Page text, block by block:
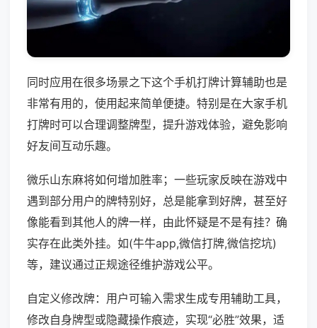
同时应用在很多场景之下这个手机打牌计算辅助也是
非常有用的，使用起来简单便捷。特别是在大家手机
打牌时可以合理调整牌型，提升游戏体验，避免影响
好友间互动乐趣。
微乐山东麻将如何增加胜率；一些玩家反映在游戏中
遇到部分用户的牌特别好，总是能拿到好牌，甚至好
像能看到其他人的牌一样，由此怀疑是不是有挂？确
实存在此类外挂。如(牛牛app,微信打牌,微信挖坑)
等，建议通过正规途径维护游戏公平。
自定义修改牌：用户可输入需求生成专用辅助工具，
修改自身牌型或隐藏操作痕迹，实现“必胜”效果，适